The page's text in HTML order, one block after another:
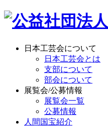
日本工芸会について
日本工芸会とは
支部について
部会について
展覧会/公募情報
展覧会一覧
公募情報
人間国宝紹介